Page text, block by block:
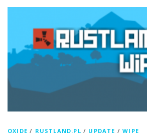
OXIDE / RUSTLAND.PL / UPDATE /WIPE